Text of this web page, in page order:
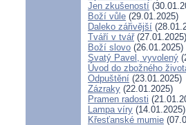
Jen zkušeností
Boží vůle (29.01.2025)
Daleko zářivější
Tváří v tvář(27.01.2025)
Boží slovo (26.01.2025)
Svatý Pavel, vyvolený
Úvod do zbožného
Odpuštění (23.01.2025)
Zázraky (22.01.2025)
Pramen radosti
Lampa víry (14.01.2025)
Křesťanské mumie